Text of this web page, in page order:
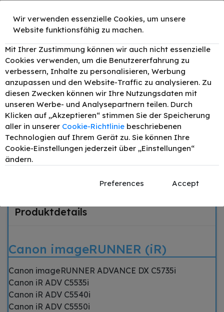
Zubehör
EXV51BK /
0481C002 Toner
Schwarz bis zu
69000 Seiten
160,09 € – +
Original Canon C-
EXV51M / 0483C002
Toner Magenta bis
zu 60000 Seiten
225,61 € – +
Original Canon C-
Toner Gelb bis zu
60000 Seiten
270,74 € – +
Beschreibung
Produktdetails
Canon imageRUNNER (iR)
Canon imageRUNNER ADVANCE DX C5735i
Canon iR ADV C5535i
Canon iR ADV C5540i
Canon iR ADV C5550i
Wir verwenden essenzielle Cookies, um unsere
Website funktionsfähig zu machen.
Mit Ihrer Zustimmung können wir auch nicht essenzielle
Cookies verwenden, um die Benutzererfahrung zu
verbessern, Inhalte zu personalisieren, Werbung
anzupassen und den Website-Traffic zu analysieren. Zu
diesen Zwecken können wir Ihre Nutzungsdaten mit
unseren Werbe- und Analysepartnern teilen. Durch
Klicken auf „Akzeptieren“ stimmen Sie der Speicherung
aller in unserer Cookie-Richtlinie beschriebenen
Technologien auf Ihrem Gerät zu. Sie können Ihre
Cookie-Einstellungen jederzeit über „Einstellungen“
ändern.
Preferences Accept